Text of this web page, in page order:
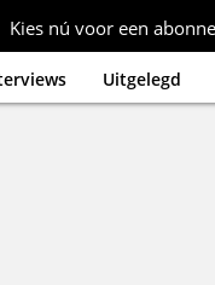
Kies nú voor een
Uitgelegd